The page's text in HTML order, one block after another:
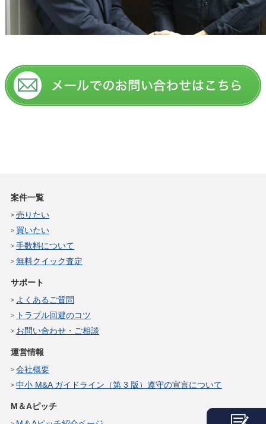
案件一覧
売りたい
買いたい
手数料について
無料クイック査定
サポート
よくあるご質問
トラブル回避のコツ
お問い合わせ・ご相談
運営情報
会社概要
中小 M&A ガイドライン（第 3 版）遵守の宣言について
M＆Aピッチ